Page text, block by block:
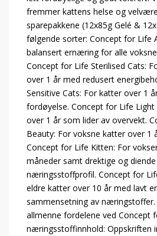
fremmer kattens helse og
sparepakkene (12x85g Gelé &
følgende sorter: Concept for Life
balansert ernæring for alle
Concept for Life Sterilised Cats:
over 1 år med redusert
Sensitive Cats: For katter over 1
fordøyelse. Concept for Life
over 1 år som lider av overvekt.
Beauty: For voksne katter over 1
Concept for Life Kitten: For
måneder samt drektige og
næringsstoffprofil. Concept for
eldre katter over 10 år med lavt
sammensetning av næringstoffer.
allmenne fordelene ved Concept
næringsstoffinnhold: Oppskriften